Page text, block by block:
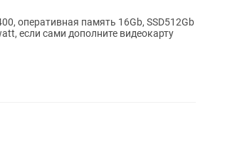
оперативная память 16Gb, SSD512Gb
если сами дополните видеокарту